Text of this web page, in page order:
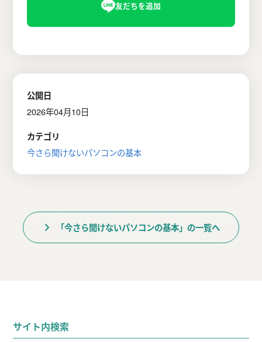
公開日
2026年04月10日
カテゴリ
今さら聞けないパソコンの基本
「今さら聞けないパソコンの基本」の一覧へ
サイト内検索